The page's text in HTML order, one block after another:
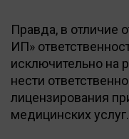
Правда, в отличие
ИП»
исключительно на
нести
лицензирования
медицинских услуг.